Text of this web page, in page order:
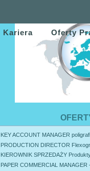
Kariera Oferty
kogoś wygrzebiesz…
kogoś wygrzebiesz”
z branży
Hmm… ciekawa i swoiście
rekrutera
KEY ACCOUNT MANAGER
PRODUCTION DIRECTOR
KIEROWNIK SPRZEDAŻY
PAPER COMMERCIAL MANAGER